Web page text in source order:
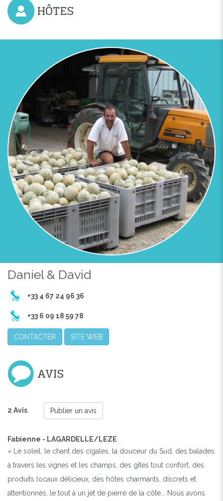
HÔTES
Daniel & David
+33 4 67 24 96 36
+33 6 09 18 59 78
CONTACTER SITE WEB
AVIS
2 Avis Publier un avis
Fabienne - LAGARDELLE/LEZE
« Le soleil, le chant des cigales, la douceur du Sud, des balades
à travers les vignes et les champs, des gîtes tout confort, des
produits locaux délicieux, des hôtes charmants, discrets et
attentionnés, le tout à un jet de pierre de la côte... Nous avons